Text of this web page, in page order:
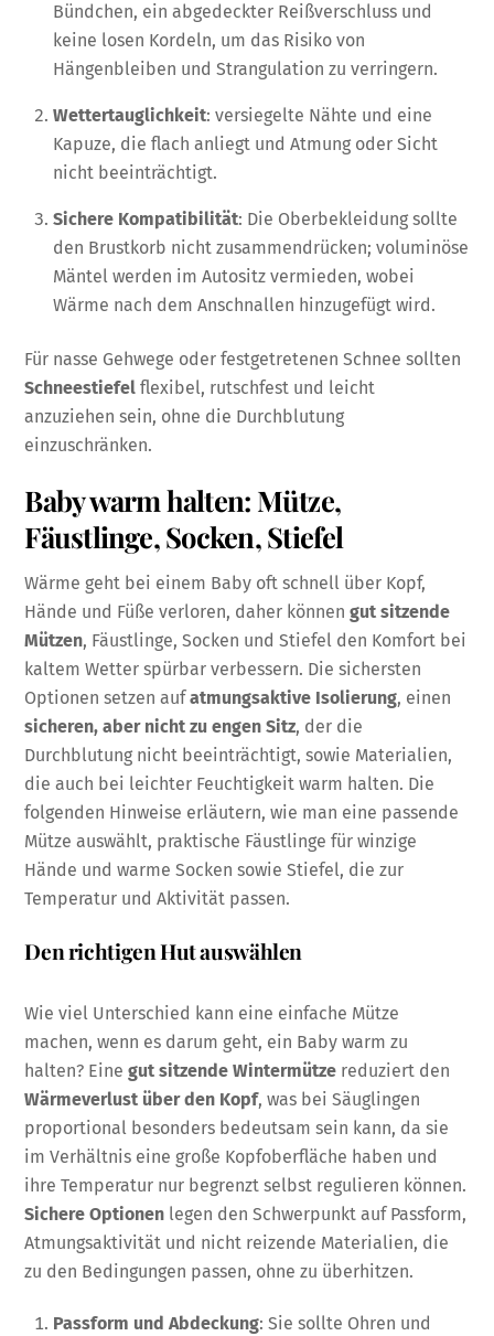
Bündchen, ein abgedeckter Reißverschluss und
keine losen Kordeln, um das Risiko von
Hängenbleiben und Strangulation zu verringern.
Wettertauglichkeit: versiegelte Nähte und eine
Kapuze, die flach anliegt und Atmung oder Sicht
nicht beeinträchtigt.
Sichere Kompatibilität: Die Oberbekleidung sollte
den Brustkorb nicht zusammendrücken; voluminöse
Mäntel werden im Autositz vermieden, wobei
Wärme nach dem Anschnallen hinzugefügt wird.
Für nasse Gehwege oder festgetretenen Schnee sollten
Schneestiefel flexibel, rutschfest und leicht
anzuziehen sein, ohne die Durchblutung
einzuschränken.
Baby warm halten: Mütze,
Fäustlinge, Socken, Stiefel
Wärme geht bei einem Baby oft schnell über Kopf,
Hände und Füße verloren, daher könnengut sitzende
Mützen, Fäustlinge, Socken und Stiefel den Komfort bei
kaltem Wetter spürbar verbessern. Die sichersten
Optionen setzen aufatmungsaktive Isolierung, einen
sicheren, aber nicht zu engen Sitz, der die
Durchblutung nicht beeinträchtigt, sowie Materialien,
die auch bei leichter Feuchtigkeit warm halten. Die
folgenden Hinweise erläutern, wie man eine passende
Mütze auswählt, praktische Fäustlinge für winzige
Hände und warme Socken sowie Stiefel, die zur
Temperatur und Aktivität passen.
Den richtigen Hut auswählen
Wie viel Unterschied kann eine einfache Mütze
machen, wenn es darum geht, ein Baby warm zu
halten? Einegut sitzende Wintermütze reduziert den
Wärmeverlust über den Kopf, was bei Säuglingen
proportional besonders bedeutsam sein kann, da sie
im Verhältnis eine große Kopfoberfläche haben und
ihre Temperatur nur begrenzt selbst regulieren können.
Sichere Optionen legen den Schwerpunkt auf Passform,
Atmungsaktivität und nicht reizende Materialien, die
zu den Bedingungen passen, ohne zu überhitzen.
Passform und Abdeckung: Sie sollte Ohren und